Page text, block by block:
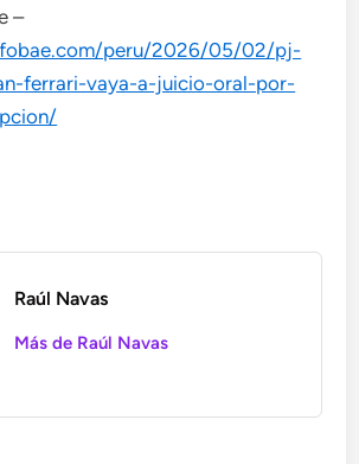
–
peru/2026/05/02/pj-
ferrari-vaya-a-juicio-oral-por-
Raúl Navas
Más de Raúl Navas